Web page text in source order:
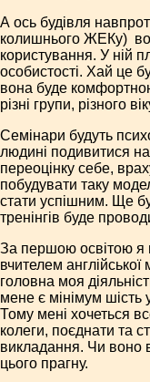
А ось будівля
колишнього ЖЕКу)
користування. У ній
особистості. Хай це
вона буде
різні групи, різного
Семінари будуть
людині подивитися на
переоцінку себе,
побудувати таку
стати успішним. Ще
тренінгів буде
За першою освітою я
вчителем
головна моя
мене є мінімум шість
Тому мені хочеться
колеги, поєднати та
викладання. Чи воно
цього прагну.